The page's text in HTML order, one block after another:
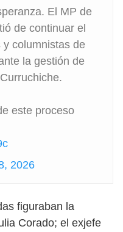
El MP de
de continuar el
y columnistas de
la gestión de
este proceso
2026
figuraban la
Corado; el exjefe